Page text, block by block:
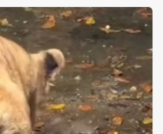
象疑似遭充電線纜纏
以鼻子及頭部推撞充
翻，疑似協助小象脫
地政府仍表示相關情
救小象」經過仍應以
電意
群進入充電站後，現
，並沒有試圖驅趕象
電纜絕緣層厚度約1
隻個體同時現身，也
「雪山之王」之稱的
出，畫面中的兩隻雪
能是同胎兄弟姊妹，
階段，因此短暫同行
凌晨1時許，當時一行
昌都349國道山區
個動物身影，起初誤